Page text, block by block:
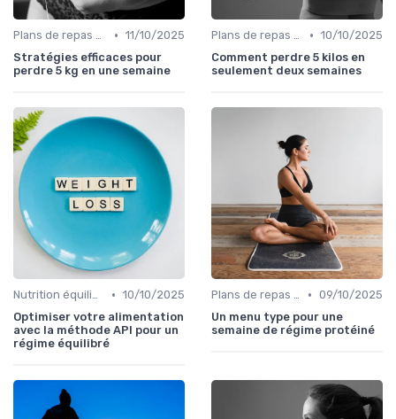
Plans de repas pour la perte de poids • 11/10/2025
Stratégies efficaces pour
perdre 5 kg en une semaine
Plans de repas pour la perte de poids • 10/10/2025
Comment perdre 5 kilos en
seulement deux semaines
Nutrition équilibrée • 10/10/2025
Optimiser votre alimentation
avec la méthode API pour un
régime équilibré
Plans de repas pour la perte de poids • 09/10/2025
Un menu type pour une
semaine de régime protéiné